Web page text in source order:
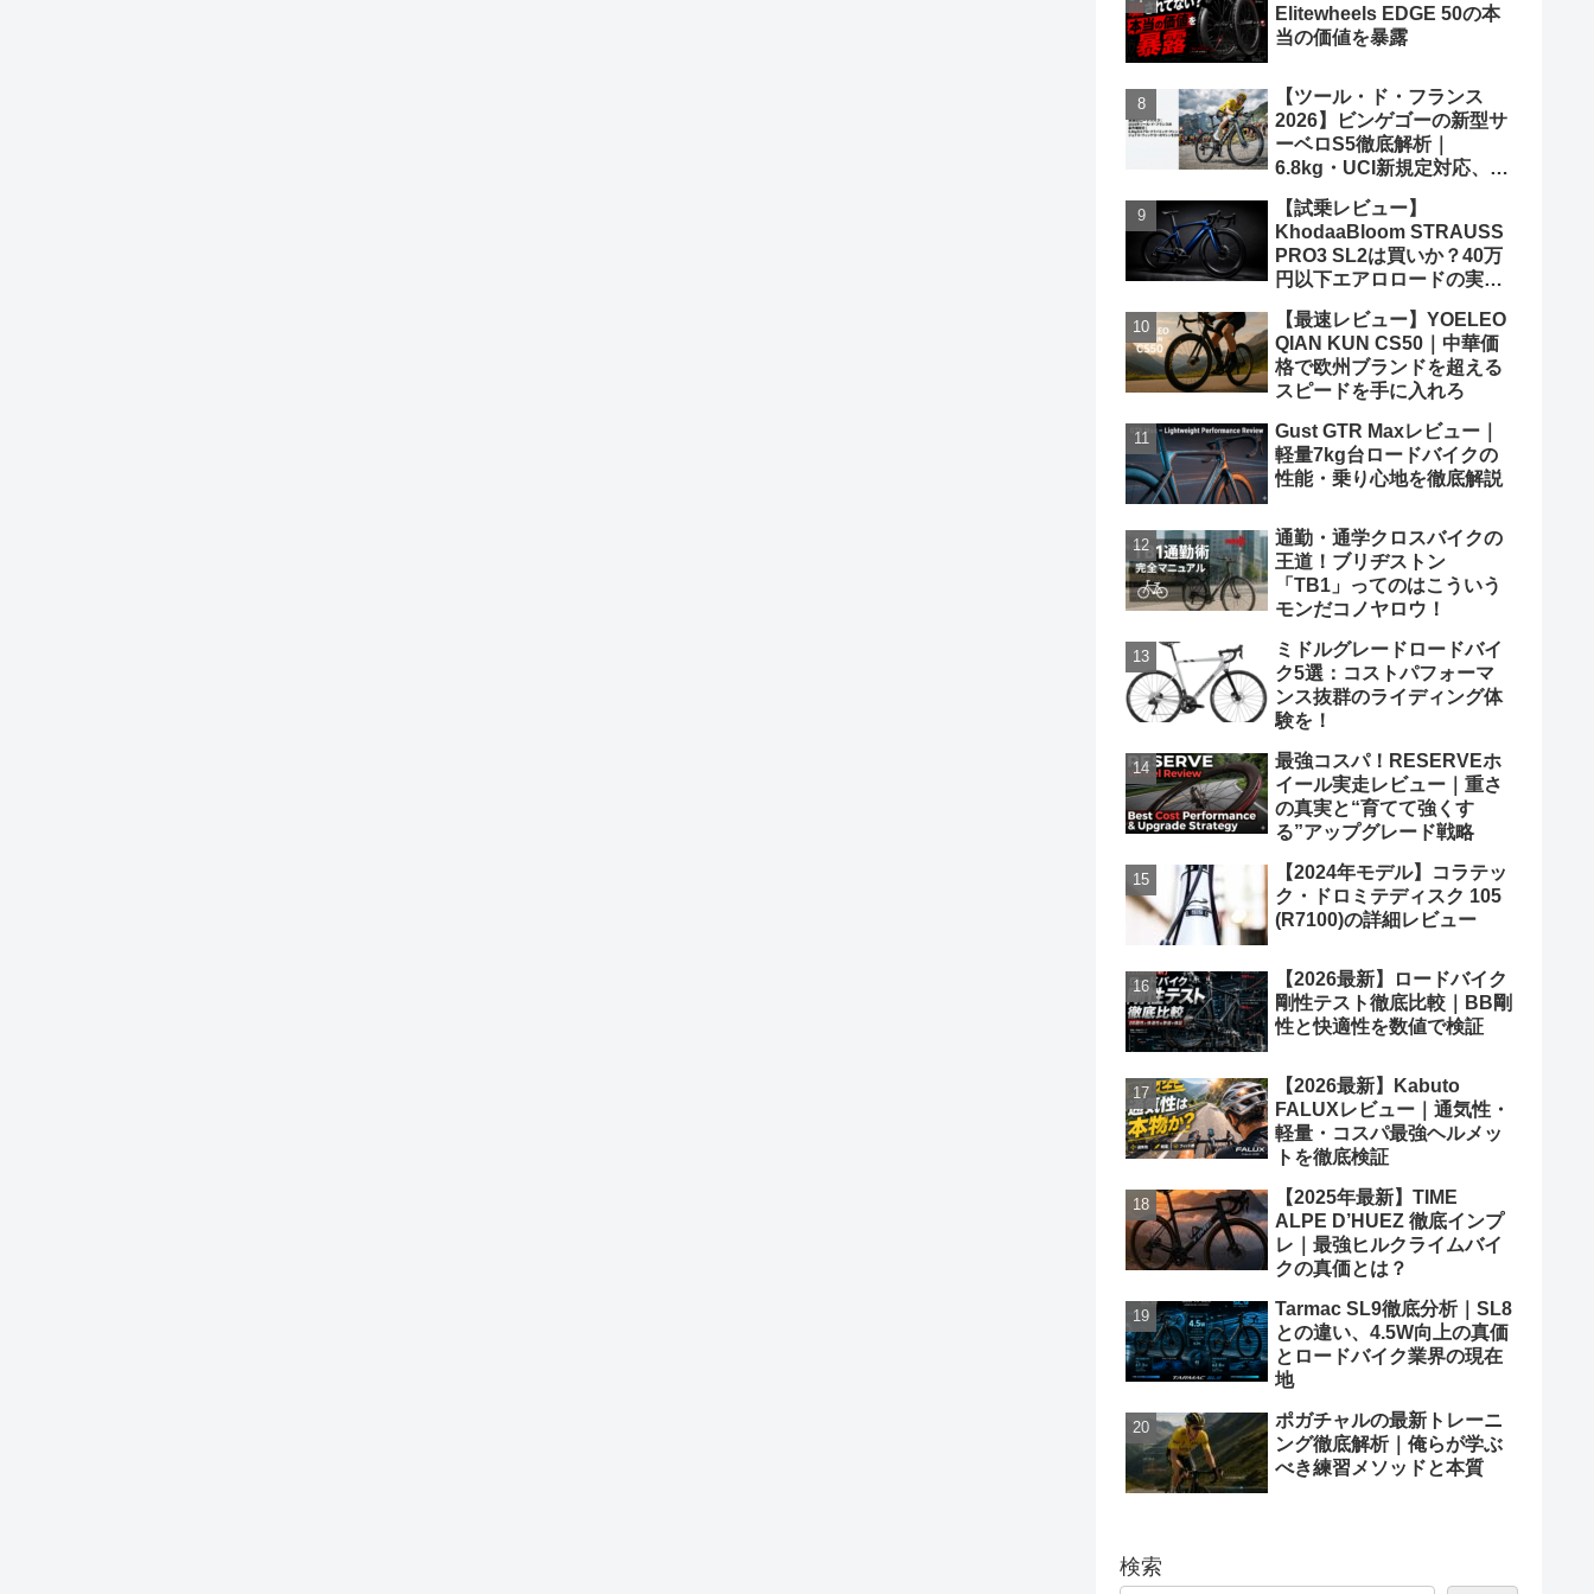
Elitewheels EDGE 50の本
当の価値を暴露
【ツール・ド・フランス
2026】ビンゲゴーの新型サ
ーベロS5徹底解析｜
6.8kg・UCI新規定対応、ポ
グランツールマシン
【試乗レビュー】
KhodaaBloom STRAUSS
PRO3 SL2は買いか？40万
円以下エアロロードの実力
斬る
【最速レビュー】YOELEO
QIAN KUN CS50｜中華価
格で欧州ブランドを超える
スピードを手に入れろ
Gust GTR Maxレビュー｜
軽量7kg台ロードバイクの
性能・乗り心地を徹底解説
通勤・通学クロスバイクの
王道！ブリヂストン
「TB1」ってのはこういう
モンだコノヤロウ！
ミドルグレードロードバイ
ク5選：コストパフォーマ
ンス抜群のライディング体
験を！
最強コスパ！RESERVEホ
イール実走レビュー｜重さ
の真実と“育てて強くす
る”アップグレード戦略
【2024年モデル】コラテッ
ク・ドロミテディスク 105
(R7100)の詳細レビュー
【2026最新】ロードバイク
剛性テスト徹底比較｜BB剛
性と快適性を数値で検証
【2026最新】Kabuto
FALUXレビュー｜通気性・
軽量・コスパ最強ヘルメッ
トを徹底検証
【2025年最新】TIME
ALPE D’HUEZ 徹底インプ
レ｜最強ヒルクライムバイ
クの真価とは？
Tarmac SL9徹底分析｜SL8
との違い、4.5W向上の真価
とロードバイク業界の現在
地
ポガチャルの最新トレーニ
ング徹底解析｜俺らが学ぶ
べき練習メソッドと本質
検索